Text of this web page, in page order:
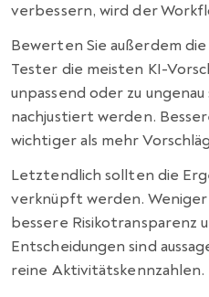
verbessern, wird der
Bewerten Sie außerdem
Tester die meisten KI-
unpassend oder zu ungenau
nachjustiert werden.
wichtiger als mehr
Letztendlich sollten die
verknüpft werden.
bessere Risikotransparenz
Entscheidungen sind
reine Aktivitätskennzahlen.